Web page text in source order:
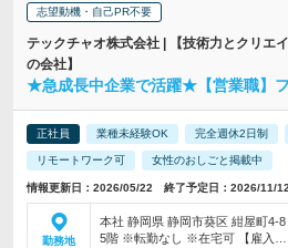
志望動機・自己PR不要
テックチャオ株式会社 | 【技術力とクリエ
の会社】
★急成長中企業で活躍★【営業職】
正社員 業種未経験OK 完全週休2日制
リモートワーク可 女性のおしごと掲載中
情報更新日：2026/05/22 終了予定日：2026/11/12
勤務地
本社 静岡県 静岡市葵区 紺屋町
5階 ※転勤なし ※在宅可 【雇入…